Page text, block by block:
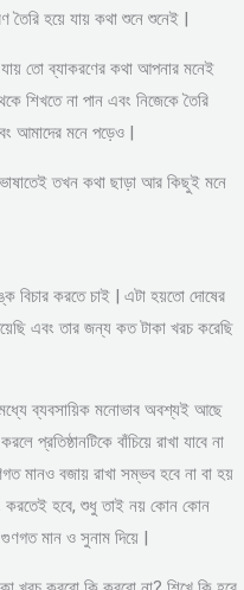
তৈরি হয়ে যায় কথা শুনে শুনেই |
তো ব্যাকরণের কথা আপনার মনেই
শিখতে না পান এবং নিজেকে তৈরি
আমাদের মনে পড়েও |
ভাষাতেই তখন কথা ছাড়া আর কিছুই মনে
বিচার করতে চাই | এটা হয়তো দোষের
এবং তার জন্য কত টাকা খরচ করেছি
মধ্যে ব্যবসায়িক মনোভাব অবশ্যই আছে
প্রতিষ্ঠানটিকে বাঁচিয়ে রাখা যাবে না
মানও বজায় রাখা সম্ভব হবে না বা হয়
করতেই হবে, শুধু তাই নয় কোন কোন
গুণগত মান ও সুনাম দিয়ে |